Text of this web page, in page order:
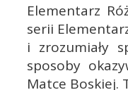
Elementarz
serii
i zrozumiały
sposoby
Matce Boskiej.